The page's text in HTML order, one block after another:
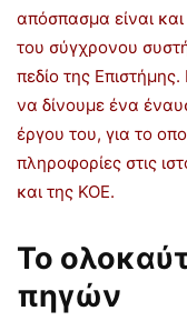
απόσπασμα είναι
του σύγχρονου
πεδίο της
να δίνουμε ένα
έργου του, για το
πληροφορίες στις
και της ΚΟΕ.
Το
πηγών